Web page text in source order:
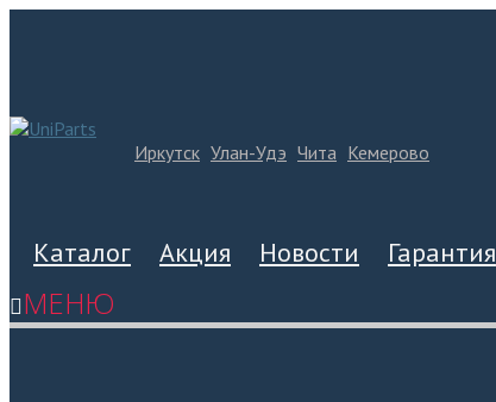
Иркутск Улан-Удэ Чита Кемерово
Каталог Акция Новости Гарантия
МЕНЮ